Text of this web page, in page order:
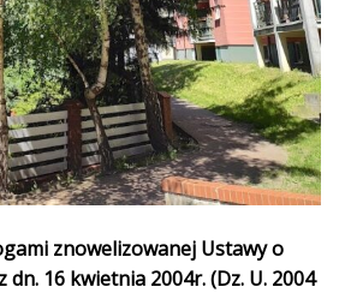
znowelizowanej Ustawy o
16 kwietnia 2004r. (Dz. U. 2004